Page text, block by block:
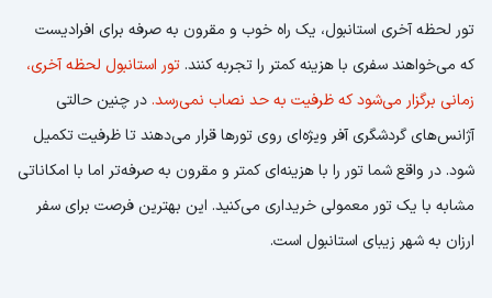
تور لحظه آخری استانبول، یک راه خوب و مقرون به صرفه برای افرادیست
که می‌خواهند سفری با هزینه کمتر را تجربه کنند. تور استانبول لحظه آخری،
زمانی برگزار می‌شود که ظرفیت به حد نصاب نمی‌رسد.در چنین حالتی
آژانس‌های گردشگری آفر ویژه‌ای روی تورها قرار می‌دهند تا ظرفیت تکمیل
شود. در واقع شما تور را با هزینه‌ای کمتر و مقرون به صرفه‎‌تر اما با امکاناتی
مشابه با یک تور معمولی خریداری می‌کنید. این بهترین فرصت برای سفر
ارزان به شهر زیبای استانبول است.